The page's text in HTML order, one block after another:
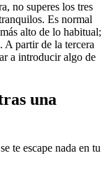
no superes los tres
Es normal
alto de lo habitual;
A partir de la tercera
a introducir algo de
una
te escape nada en tu